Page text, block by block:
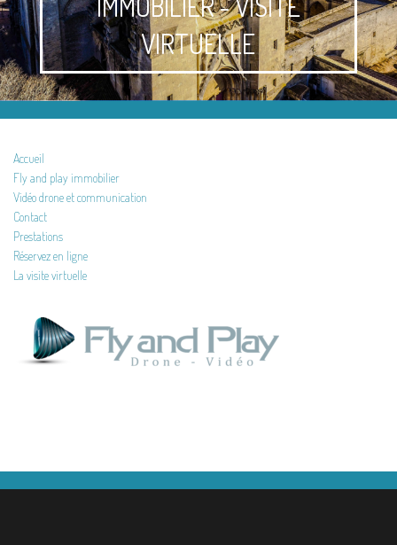
VIRTUELLE
Accueil
Fly and play immobilier
Vidéo drone et communication
Contact
Prestations
Réservez en ligne
La visite virtuelle